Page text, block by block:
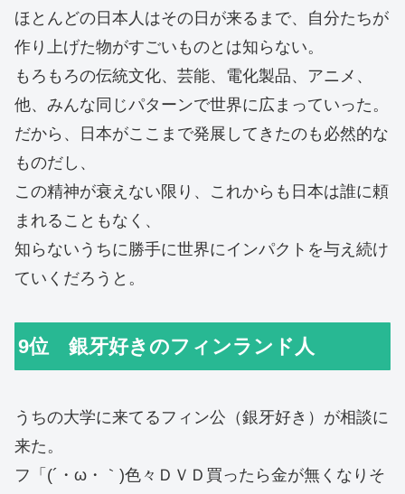
ほとんどの日本人はその日が来るまで、自分たちが
作り上げた物がすごいものとは知らない。
もろもろの伝統文化、芸能、電化製品、アニメ、
他、みんな同じパターンで世界に広まっていった。
だから、日本がここまで発展してきたのも必然的な
ものだし、
この精神が衰えない限り、これからも日本は誰に頼
まれることもなく、
知らないうちに勝手に世界にインパクトを与え続け
ていくだろうと。
9位 銀牙好きのフィンランド人
うちの大学に来てるフィン公（銀牙好き）が相談に
来た。
フ「(´・ω・｀)色々ＤＶＤ買ったら金が無くなりそ